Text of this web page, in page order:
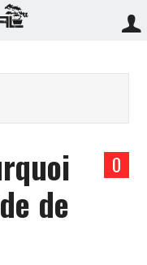
0
de